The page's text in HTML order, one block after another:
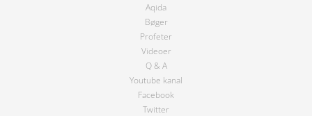
Aqida
Bøger
Profeter
Videoer
Q & A
Youtube kanal
Facebook
Twitter